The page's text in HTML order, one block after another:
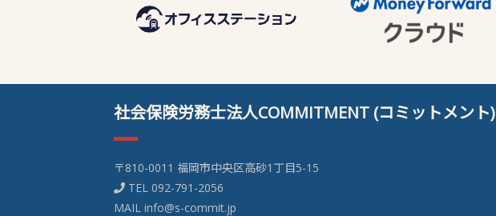
社会保険労務士法人COMMITMENT (コミットメント)
〒810-0011 福岡市中央区高砂1丁目5-15
TEL 092-791-2056
MAIL info@s-commit.jp